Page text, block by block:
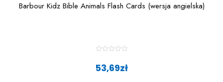
Barbour Kidz Bible Animals Flash Cards (wersja angielska)
t53,69zł